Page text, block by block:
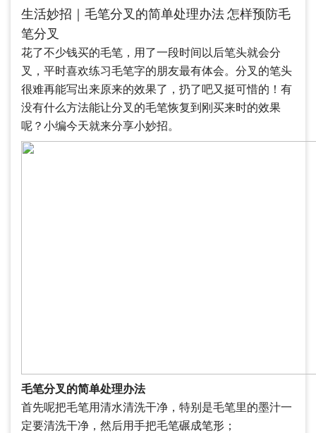
生活妙招｜毛笔分叉的简单处理办法 怎样预防毛
笔分叉
花了不少钱买的毛笔，用了一段时间以后笔头就会分
叉，平时喜欢练习毛笔字的朋友最有体会。分叉的笔头
很难再能写出来原来的效果了，扔了吧又挺可惜的！有
没有什么方法能让分叉的毛笔恢复到刚买来时的效果
呢？小编今天就来分享小妙招。
毛笔分叉的简单处理办法
首先呢把毛笔用清水清洗干净，特别是毛笔里的墨汁一
定要清洗干净，然后用手把毛笔碾成笔形；